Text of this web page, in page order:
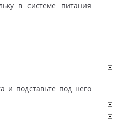
в системе питания
и подставьте под него